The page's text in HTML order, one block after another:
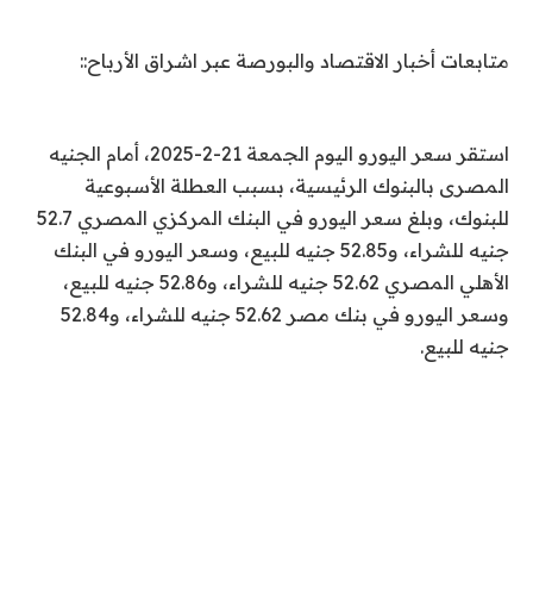
متابعات أخبار الاقتصاد والبورصة عبر اشراق الأرباح::
استقر سعر اليورو اليوم الجمعة 21-2-2025، أمام الجنيه
المصرى بالبنوك الرئيسية، بسبب العطلة الأسبوعية
للبنوك، وبلغ سعر اليورو في البنك المركزي المصري 52.7
جنيه للشراء، و52.85 جنيه للبيع، وسعر اليورو في البنك
الأهلي المصري 52.62 جنيه للشراء، و52.86 جنيه للبيع،
وسعر اليورو في بنك مصر 52.62 جنيه للشراء، و52.84
جنيه للبيع.